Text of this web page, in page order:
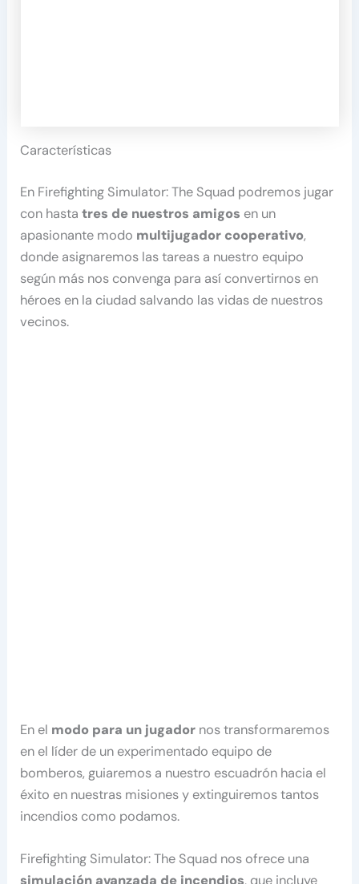
Características
En Firefighting Simulator: The Squad podremos jugar
con hastatres de nuestros amigos en un
apasionante modo multijugador cooperativo,
donde asignaremos las tareas a nuestro equipo
según más nos convenga para así convertirnos en
héroes en la ciudad salvando las vidas de nuestros
vecinos.
En el modo para un jugador nos transformaremos
en el líder de un experimentado equipo de
bomberos, guiaremos a nuestro escuadrón hacia el
éxito en nuestras misiones y extinguiremos tantos
incendios como podamos.
Firefighting Simulator: The Squad nos ofrece una
simulación avanzada de incendios, que incluye